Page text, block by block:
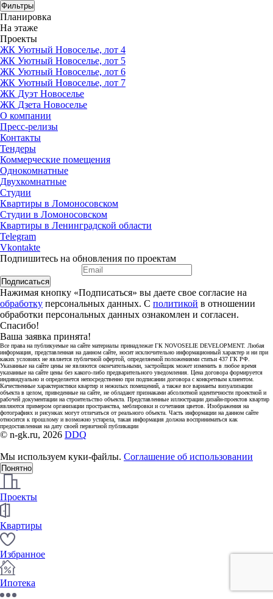
Фильтры
Планировка
На этаже
Проекты
ЖК Уютный Новоселье, лот 4
ЖК Уютный Новоселье, лот 5
ЖК Уютный Новоселье, лот 6
ЖК Уютный Новоселье, лот 7
ЖК Дуэт Новоселье
ЖК Дзета Новоселье
О компании
Пресс-релизы
Контакты
Тендеры
Коммерческие помещения
Однокомнатные
Двухкомнатные
Студии
Квартиры в Ломоносовском
Студии в Ломоносовском
Квартиры в Ленинградской области
Telegram
Vkontakte
Подпишитесь на обновления по проектам
Подписаться
Нажимая кнопку «Подписаться» вы даете свое согласие на
обработку персональных данных. С политикой в отношении
обработки персональных данных ознакомлен и согласен.
Спасибо!
Ваша заявка принята!
Все права на публикуемые на сайте материалы принадлежат ГК NOVOSELIE DEVELOPMENT. Любая
информация, представленная на данном сайте, носит исключительно информационный характер и ни при
каких условиях не является публичной офертой, определяемой положениями статьи 437 ГК РФ.
Указанные на сайте цены не являются окончательными, застройщик может изменить в любое время
указанные на сайте цены без какого-либо предварительного уведомления. Цена договора формируется
индивидуально и определяется непосредственно при подписании договора с конкретным клиентом.
Качественные характеристики квартир и нежилых помещений, а также все варианты визуализации
объекта в целом, приведенные на сайте, не обладают признаками абсолютной идентичности проектной и
рабочей документации на строительство объекта. Представленные иллюстрации дизайн-проектов квартир
являются примером организации пространства, меблировки и сочетания цветов. Изображения на
фотографиях и рисунках могут отличаться от реального объекта. Часть информации на данном сайте
относится к прошлому и возможно устарела, такая информация должна восприниматься как
предоставленная на дату своей первичной публикации
© n-gk.ru, 2026 DDQ
Мы используем куки-файлы. Соглашение об использовании
Понятно
Проекты
Квартиры
Избранное
Ипотека